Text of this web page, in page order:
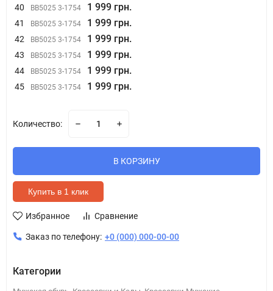
40 BB5025 3-1754 1 999 грн.
41 BB5025 3-1754 1 999 грн.
42 BB5025 3-1754 1 999 грн.
43 BB5025 3-1754 1 999 грн.
44 BB5025 3-1754 1 999 грн.
45 BB5025 3-1754 1 999 грн.
Количество:
В КОРЗИНУ
Купить в 1 клик
Избранное Сравнение
Заказ по телефону: +0 (000) 000-00-00
Категории